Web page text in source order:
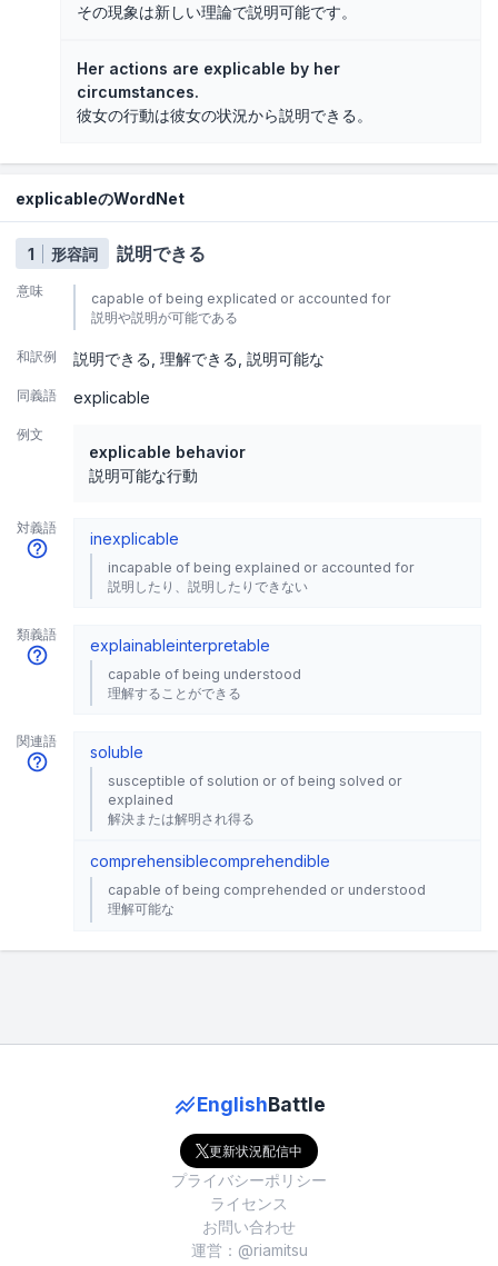
その現象は新しい理論で説明可能です。
Her actions are explicable by her
circumstances.
彼女の行動は彼女の状況から説明できる。
explicableのWordNet
1 形容詞 説明できる
意味
capable of being explicated or accounted for
説明や説明が可能である
和訳例 説明できる 理解できる 説明可能な
同義語 explicable
例文
explicable behavior
説明可能な行動
対義語
inexplicable
incapable of being explained or accounted for
説明したり、説明したりできない
類義語
explainableinterpretable
capable of being understood
理解することができる
関連語
soluble
susceptible of solution or of being solved or
explained
解決または解明され得る
comprehensiblecomprehendible
capable of being comprehended or understood
理解可能な
EnglishBattle
更新状況配信中
プライバシーポリシー
ライセンス
お問い合わせ
運営：@riamitsu